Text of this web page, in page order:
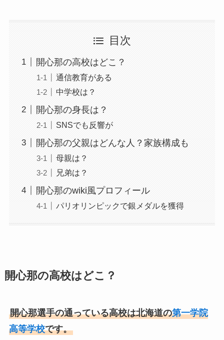
目次
開心那の高校はどこ？
通信教育がある
中学校は？
開心那の身長は？
SNSでも反響が
開心那の父親はどんな人？家族構成も
母親は？
兄弟は？
開心那のwiki風プロフィール
パリオリンピックで銀メダルを獲得
開心那の高校はどこ？
開心那選手の通っている高校は北海道の第一学院
高等学校です。